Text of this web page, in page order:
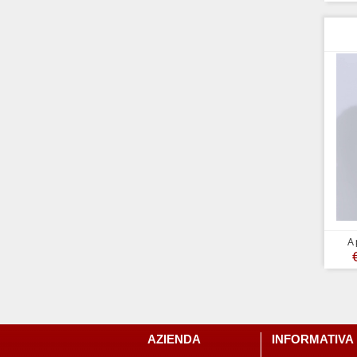
A
AZIENDA INFORMATIVA